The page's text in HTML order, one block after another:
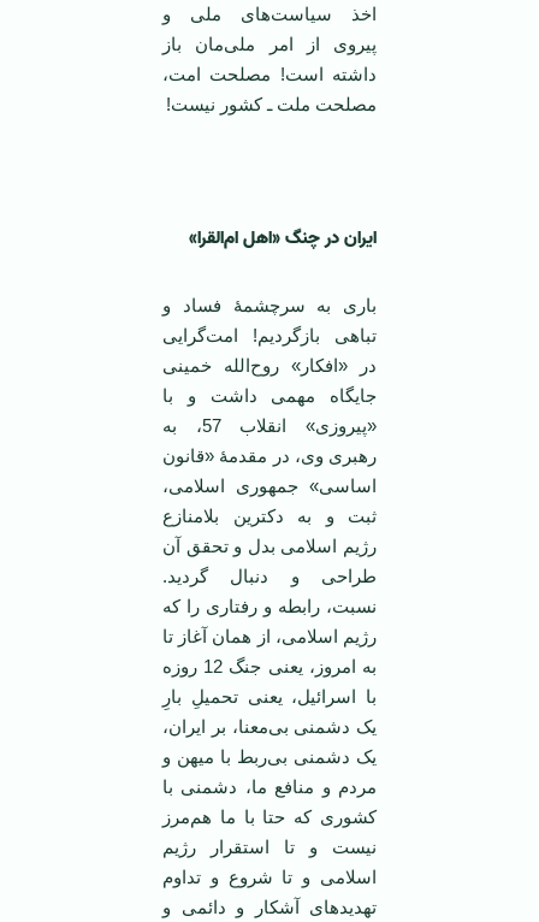
اخذ سیاست‌های ملی و
پیروی از امر ملی‌مان باز
داشته است! مصلحت امت،
مصلحت ملت ـ کشور نیست!
ایران در چنگ «اهل ام‌القرا»
باری به سرچشمۀ فساد و
تباهی بازگردیم! امت‌گرایی
در «افکار» روح‌الله خمینی
جایگاه مهمی داشت و با
«پیروزی» انقلاب 57، به
رهبری وی، در مقدمۀ «قانون
اساسی» جمهوری اسلامی،
ثبت و به دکترین بلامنازع
رژیم اسلامی بدل و تحقق آن
طراحی و دنبال گردید.
نسبت، رابطه و رفتاری را که
رژیم اسلامی، از همان آغاز تا
به امروز، یعنی جنگ 12 روزه
با اسرائیل، یعنی تحمیلِ بارِ
یک دشمنی بی‌معنا، بر ایران،
یک دشمنی بی‌ربط با میهن و
مردم و منافع ما، دشمنی با
کشوری که حتا با ما هم‌مرز
نیست و تا استقرار رژیم
اسلامی و تا شروع و تداوم
تهدیدهای آشکار و دائمی و